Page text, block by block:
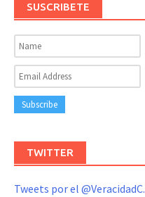
SUSCRIBETE
TWITTER
Tweets por el @VeracidadC.